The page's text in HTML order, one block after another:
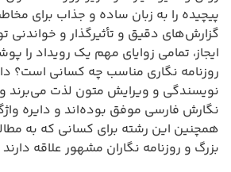
پیچیده را به زبان ساده و جذاب برای
گزارش‌های دقیق و تأثیرگذار و خواندنی
ایجاز، تمامی زوایای مهم یک رویداد را
روزنامه نگاری مناسب چه کسانی است؟
نویسندگی و ویرایش متون لذت می‌برند
نگارش فارسی موفق بوده‌اند و دایره
همچنین این رشته برای کسانی که به
بزرگ و روزنامه نگاران مشهور علاقه